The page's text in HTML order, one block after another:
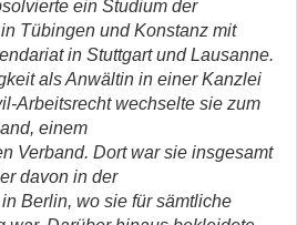
ein Studium der
Tübingen und Konstanz mit
in Stuttgart und Lausanne.
als Anwältin in einer Kanzlei
Arbeitsrecht wechselte sie zum
einem
Verband. Dort war sie insgesamt
davon in der
Berlin, wo sie für sämtliche